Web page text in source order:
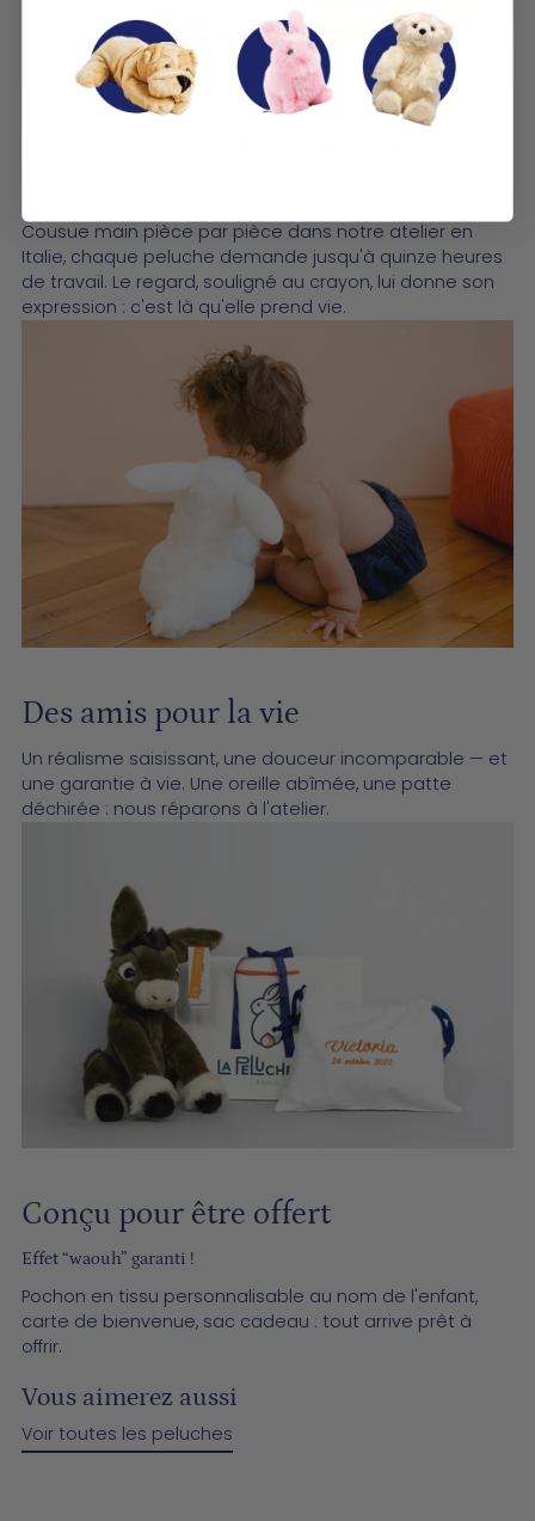
Cousue main pièce par pièce dans notre atelier en
Italie, chaque peluche demande jusqu'à quinze heures
de travail. Le regard, souligné au crayon, lui donne son
expression : c'est là qu'elle prend vie.
Des amis pour la vie
Un réalisme saisissant, une douceur incomparable — et
une garantie à vie. Une oreille abîmée, une patte
déchirée : nous réparons à l'atelier.
Conçu pour être offert
­­Effet “waouh” garanti !
Pochon en tissu personnalisable au nom de l'enfant,
carte de bienvenue, sac cadeau : tout arrive prêt à
offrir.
Vous aimerez aussi
Voir toutes les peluches